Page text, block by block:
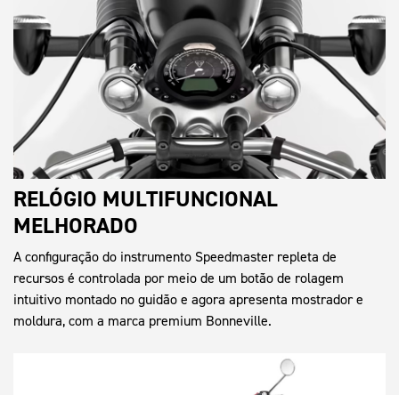
RELÓGIO MULTIFUNCIONAL
MELHORADO
A configuração do instrumento Speedmaster repleta de
recursos é controlada por meio de um botão de rolagem
intuitivo montado no guidão e agora apresenta mostrador e
moldura, com a marca premium Bonneville.